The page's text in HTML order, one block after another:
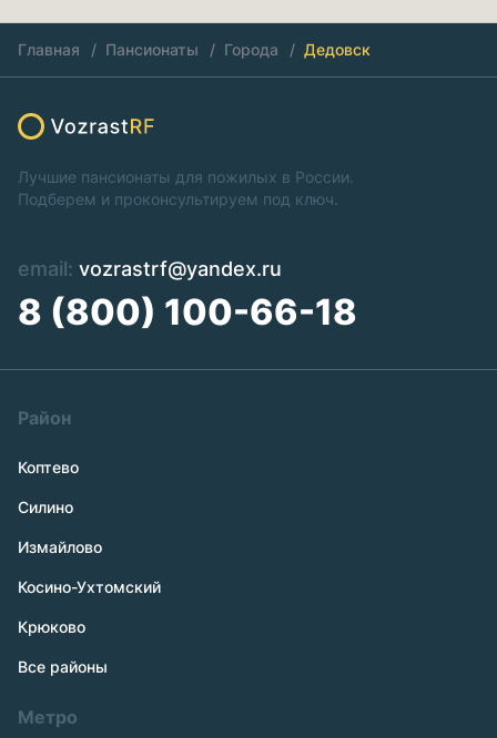
Главная Пансионаты Города Дедовск
Лучшие пансионаты для пожилых в России.
Подберем и проконсультируем под ключ.
email: vozrastrf@yandex.ru
8 (800) 100-66-18
Район
Коптево
Силино
Измайлово
Косино-Ухтомский
Крюково
Все районы
Метро